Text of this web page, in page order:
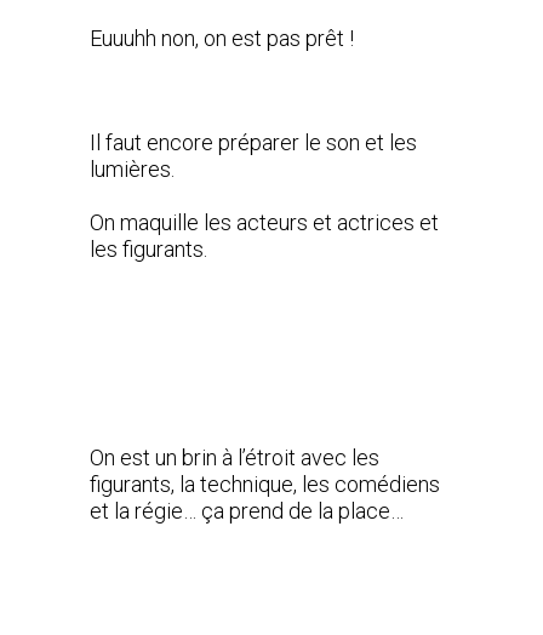
Euuuhh non, on est pas prêt !
Il faut encore préparer le son et les
lumières.
On maquille les acteurs et actrices et
les figurants.
On est un brin à l’étroit avec les
figurants, la technique, les comédiens
et la régie… ça prend de la place…